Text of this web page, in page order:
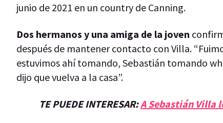
junio de 2021 en un country de Canning.
Dos hermanos y una amiga de la joven
después de mantener contacto con Villa.
estuvimos ahí tomando, Sebastián tomando
dijo que vuelva a la casa”.
TE PUEDE INTERESAR:A Sebastián Villa